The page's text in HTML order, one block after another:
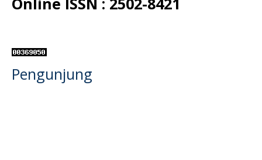
Pengunjung